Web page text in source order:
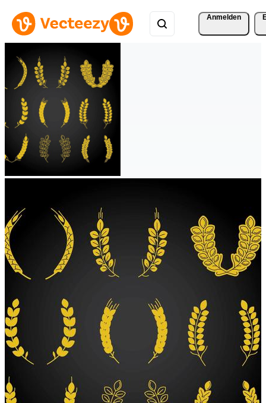
Anmelden